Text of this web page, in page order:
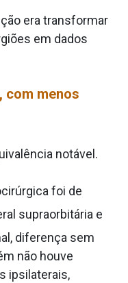
era transformar
em dados
com menos
notável.
foi de
supraorbitária e
diferença sem
não houve
ipsilaterais,